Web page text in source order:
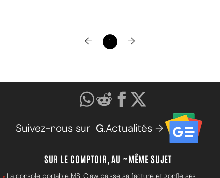
← 1 →
Suivez-nous sur G.Actualités →
SUR LE COMPTOIR, AU ~MÊME SUJET
La console portable MSI Claw baisse sa facture et gonfle ses